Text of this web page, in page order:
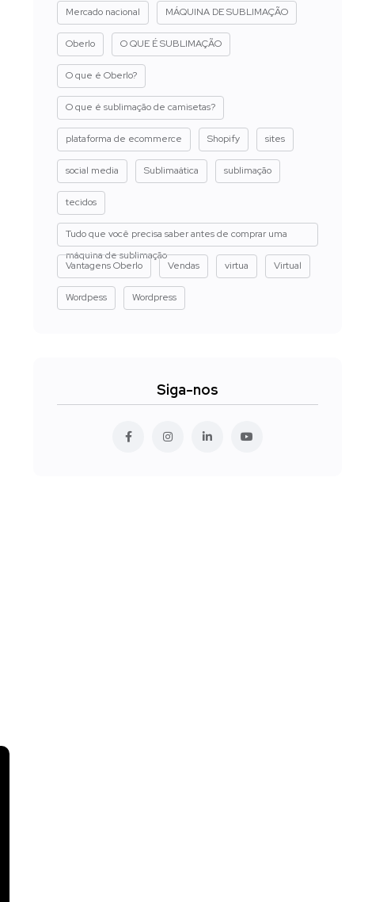
Mercado nacional MÁQUINA DE SUBLIMAÇÃO
Oberlo O QUE É SUBLIMAÇÃO
O que é Oberlo?
O que é sublimação de camisetas?
plataforma de ecommerce Shopify sites
social media Sublimaática sublimação
tecidos
Tudo que você precisa saber antes de comprar uma
máquina de sublimação
Vantagens Oberlo
Vendas virtua Virtual
Wordpess Wordpress
Siga-nos